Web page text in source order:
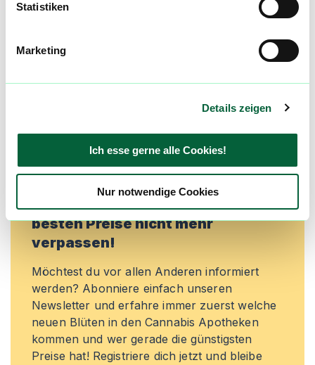
Statistiken
Marketing
Details zeigen
Ich esse gerne alle Cookies!
Nur notwendige Cookies
aktualisiert! Hilf uns mit Deinen Kommentaren
machen. Melde dich an, um dir deine
Lieblingsblüten zu merken, rechtzeitig über
Neue Cannabisblüten und die
besten Preise nicht mehr
verpassen!
Möchtest du vor allen Anderen informiert
werden? Abonniere einfach unseren
Newsletter und erfahre immer zuerst welche
neuen Blüten in den Cannabis Apotheken
kommen und wer gerade die günstigsten
Preise hat! Registriere dich jetzt und bleibe